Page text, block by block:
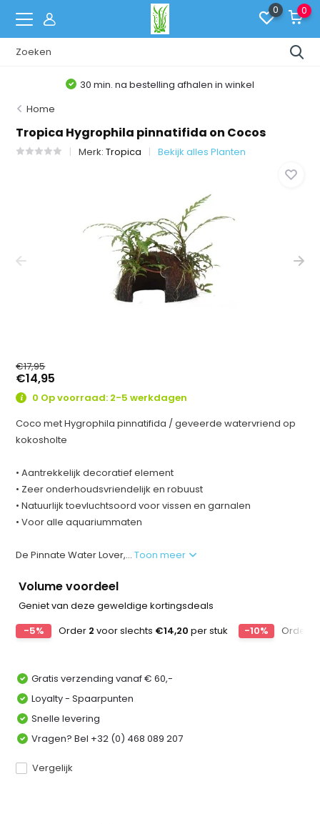
0 0
30 min. na bestelling afhalen in winkel
Home
Tropica Hygrophila pinnatifida on Cocos
Merk:Tropica Bekijk alles Planten
€17,95
€14,95
0 Op voorraad: 2-5 werkdagen
Coco met Hygrophila pinnatifida / geveerde watervriend op
kokosholte
• Aantrekkelijk decoratief element
• Zeer onderhoudsvriendelijk en robuust
• Natuurlijk toevluchtsoord voor vissen en garnalen
• Voor alle aquariummaten
De Pinnate Water Lover,...Toon meer
Volume voordeel
Geniet van deze geweldige kortingsdeals
-5%
Order 2 voor slechts €14,20 per stuk -10% Order
Gratis verzending vanaf € 60,-
Loyalty - Spaarpunten
Snelle levering
Vragen? Bel +32 (0) 468 089 207
Vergelijk